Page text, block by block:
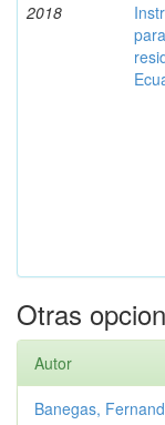
2018
Otras
Autor
Banegas,